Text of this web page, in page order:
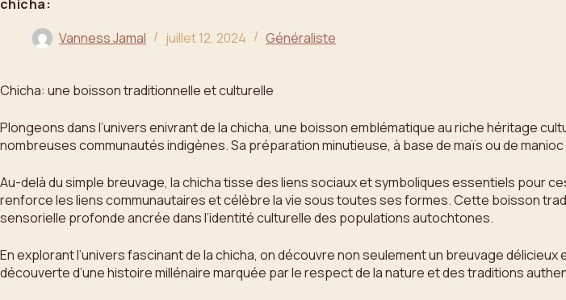
chicha:
Vanness Jamal
juillet 12, 2024 Généraliste
Chicha: une boisson traditionnelle et culturelle
Plongeons dans l’univers enivrant de la chicha, une boisson emblématique au riche héritage
nombreuses communautés indigènes. Sa préparation minutieuse, à base de maïs ou de
Au-delà du simple breuvage, la chicha tisse des liens sociaux et symboliques essentiels
renforce les liens communautaires et célèbre la vie sous toutes ses formes. Cette boisson
sensorielle profonde ancrée dans l’identité culturelle des populations autochtones.
En explorant l’univers fascinant de la chicha, on découvre non seulement un breuvage
découverte d’une histoire millénaire marquée par le respect de la nature et des traditions